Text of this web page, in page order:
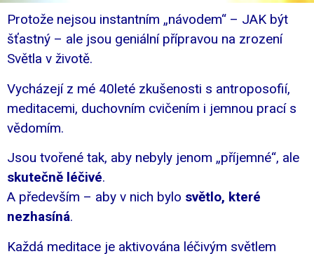
Protože nejsou instantním „návodem“ – JAK být
šťastný – ale jsou geniální přípravou na zrození
Světla v životě.
Vycházejí z mé 40leté zkušenosti s antroposofií,
meditacemi, duchovním cvičením i jemnou prací s
vědomím.
Jsou tvořené tak, aby nebyly jenom „příjemné“, ale
skutečně léčivé.
A především – aby v nich bylo světlo, které
nezhasíná.
Každá meditace je aktivována léčivým světlem